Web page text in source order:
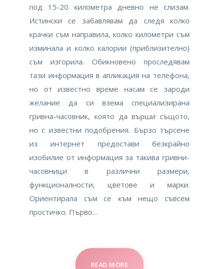
под 15-20 километра дневно не слизам.
Истински се забавлявам да следя колко
крачки съм направила, колко километри съм
изминала и колко калории (приблизително)
съм изгорила. Обикновено проследявам
тази информация в апликация на телефона,
но от известно време насам се зароди
желание да си взема специализирана
гривна-часовник, която да върши същото,
но с известни подобрения. Бързо търсене
из интернет предостави безкрайно
изобилие от информация за такива гривни-
часовници в различни размери,
функционалности, цветове и марки.
Ориентирала съм се към нещо съвсем
простичко. Първо…
READ MORE